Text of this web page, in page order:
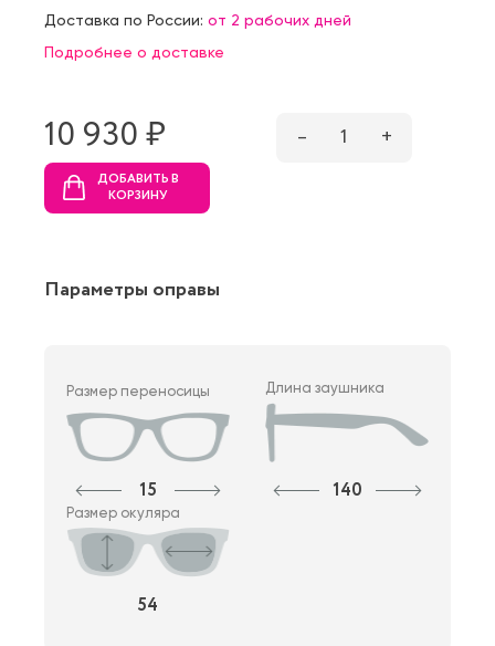
Доставка по России: от 2 рабочих дней
Подробнее о доставке
10 930 ₷ – 1 +
ДОБАВИТЬ В
КОРЗИНУ
Параметры оправы
Размер переносицы
15
Длина заушника
140
Размер окуляра
54